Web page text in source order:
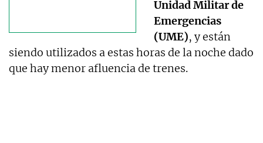
Unidad Militar de
Emergencias
(UME), y están
siendo utilizados a estas horas de la noche dado
que hay menor afluencia de trenes.